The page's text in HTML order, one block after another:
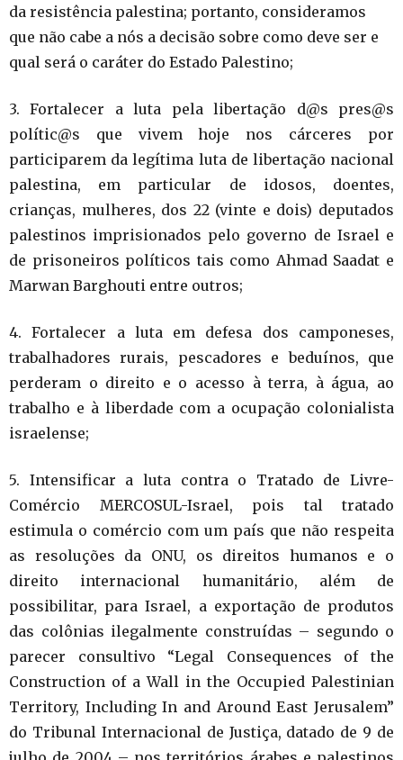
da resistência palestina; portanto, consideramos
que não cabe a nós a decisão sobre como deve ser e
qual será o caráter do Estado Palestino;
3. Fortalecer a luta pela libertação d@s pres@s
polític@s que vivem hoje nos cárceres por
participarem da legítima luta de libertação nacional
palestina, em particular de idosos, doentes,
crianças, mulheres, dos 22 (vinte e dois) deputados
palestinos imprisionados pelo governo de Israel e
de prisoneiros políticos tais como Ahmad Saadat e
Marwan Barghouti entre outros;
4. Fortalecer a luta em defesa dos camponeses,
trabalhadores rurais, pescadores e beduínos, que
perderam o direito e o acesso à terra, à água, ao
trabalho e à liberdade com a ocupação colonialista
israelense;
5. Intensificar a luta contra o Tratado de Livre-
Comércio MERCOSUL-Israel, pois tal tratado
estimula o comércio com um país que não respeita
as resoluções da ONU, os direitos humanos e o
direito internacional humanitário, além de
possibilitar, para Israel, a exportação de produtos
das colônias ilegalmente construídas – segundo o
parecer consultivo “Legal Consequences of the
Construction of a Wall in the Occupied Palestinian
Territory, Including In and Around East Jerusalem”
do Tribunal Internacional de Justiça, datado de 9 de